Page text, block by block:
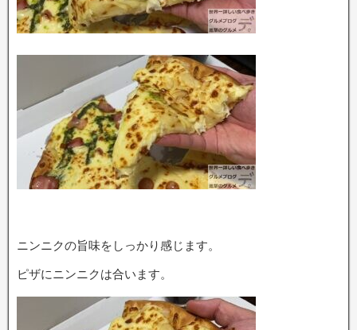
ニンニクの旨味をしっかり感じます。
ピザにニンニクは合います。